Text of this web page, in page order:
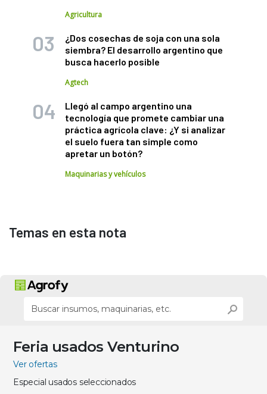
Agricultura
¿Dos cosechas de soja con una sola
siembra? El desarrollo argentino que
busca hacerlo posible
Agtech
Llegó al campo argentino una
tecnología que promete cambiar una
práctica agrícola clave: ¿Y si analizar
el suelo fuera tan simple como
apretar un botón?
Maquinarias y vehículos
Temas en esta nota
Feria usados Venturino
Ver ofertas
Especial usados seleccionados